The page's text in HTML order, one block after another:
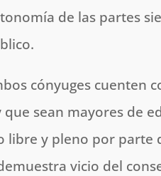
de las partes
cónyuges cuenten
sean mayores de
libre y pleno por parte
vicio del